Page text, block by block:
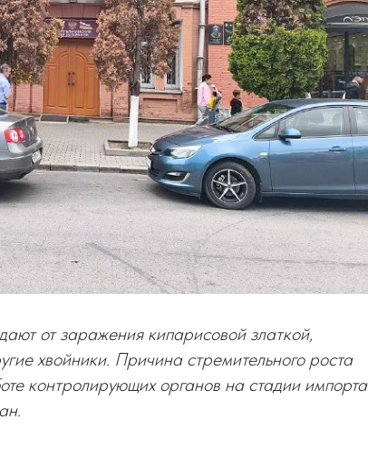
от заражения кипарисовой златкой,
хвойники. Причина стремительного роста
контролирующих органов на стадии импорта